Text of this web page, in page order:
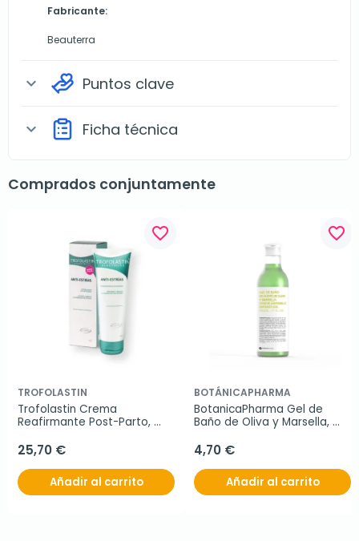
Fabricante:
Beauterra
expand_more Puntos clave
expand_more Ficha técnica
Comprados conjuntamente
favorite_border
TROFOLASTIN
Trofolastin Crema
Reafirmante Post-Parto,
25,70 €
Añadir al carrito
favorite_border
BOTÁNICAPHARMA
BotanicaPharma Gel de
Baño de Oliva y Marsella,
4,70 €
Añadir al carrito